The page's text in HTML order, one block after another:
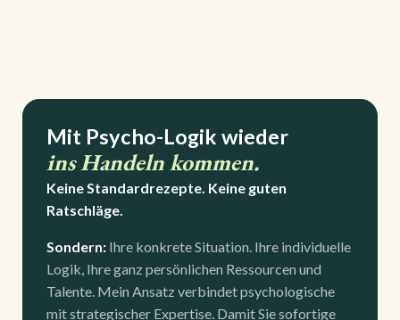
Mit Psycho-Logik wieder
ins Handeln kommen.
Keine Standardrezepte. Keine guten
Ratschläge.
Sondern: Ihre konkrete Situation. Ihre individuelle
Logik, Ihre ganz persönlichen Ressourcen und
Talente. Mein Ansatz verbindet psychologische
mit strategischer Expertise. Damit Sie sofortige